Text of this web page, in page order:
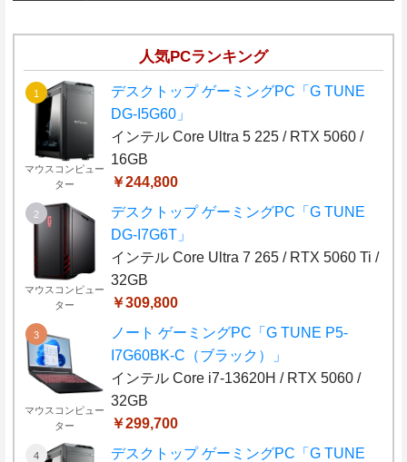
人気PCランキング
マウスコンピュー
ター
デスクトップ ゲーミングPC「G TUNE
DG-I5G60」
インテル Core Ultra 5 225 / RTX 5060 /
16GB
￥244,800
マウスコンピュー
ター
デスクトップ ゲーミングPC「G TUNE
DG-I7G6T」
インテル Core Ultra 7 265 / RTX 5060 Ti /
32GB
￥309,800
マウスコンピュー
ター
ノート ゲーミングPC「G TUNE P5-
I7G60BK-C（ブラック）」
インテル Core i7-13620H / RTX 5060 /
32GB
￥299,700
デスクトップ ゲーミングPC「G TUNE